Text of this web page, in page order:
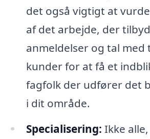
det også vigtigt at
af det arbejde, der
anmeldelser og tal med
kunder for at få et
fagfolk der udfører det
i dit område.
Specialisering: Ikke